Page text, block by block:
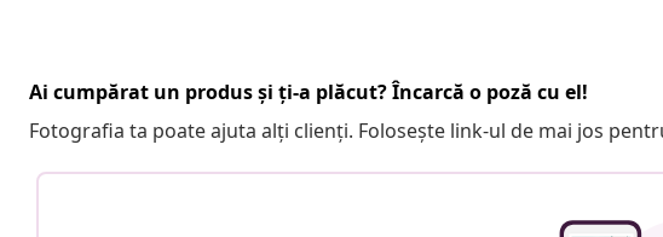
Ai cumpărat un produs și ți-a plăcut? Încarcă o poză cu el!
Fotografia ta poate ajuta alți clienți. Folosește link-ul de mai jos